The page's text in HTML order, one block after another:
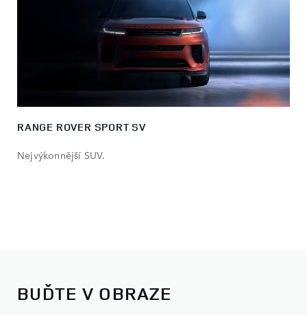
RANGE ROVER SPORT SV
Nejvýkonnější SUV.
BUĎTE V OBRAZE